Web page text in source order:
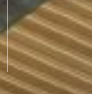
NYT MUSEUM
KONTAKT
ENGLISH